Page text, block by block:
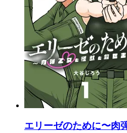
エリーゼのために〜肉